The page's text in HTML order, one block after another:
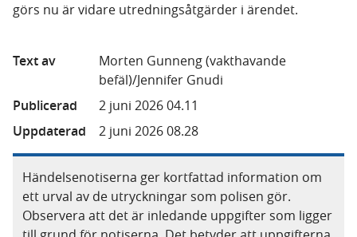
görs nu är vidare utredningsåtgärder i ärendet.
Text av
Morten Gunneng (vakthavande
befäl)/Jennifer Gnudi
Publicerad
2 juni 2026 04.11
Uppdaterad
2 juni 2026 08.28
Händelsenotiserna ger kortfattad information om
ett urval av de utryckningar som polisen gör.
Observera att det är inledande uppgifter som ligger